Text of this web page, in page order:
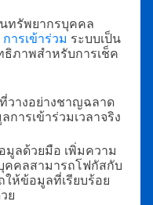
ทรัพยากรบุคคล
ารเข้าร่วม ระบบเป็น
ธิภาพสำหรับการเช็ค
วางอย่างชาญฉลาด
ารเข้าร่วมเวลาจริง
ลด้วยมือ เพิ่มความ
คคลสามารถโฟกัสกับ
ให้ข้อมูลที่เรียบร้อย
ย